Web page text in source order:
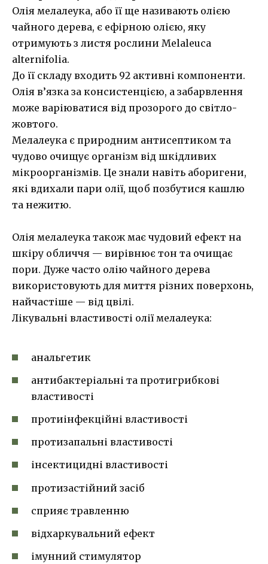
Олія мелалеука, або її ще називають олією
чайного дерева, є ефірною олією, яку
отримують з листя рослини Melaleuca
alternifolia.
До її складу входить 92 активні компоненти.
Олія в’язка за консистенцією, а забарвлення
може варіюватися від прозорого до світло-
жовтого.
Мелалеука є природним антисептиком та
чудово очищує організм від шкідливих
мікроорганізмів. Це знали навіть аборигени,
які вдихали пари олії, щоб позбутися кашлю
та нежитю.
Олія мелалеука також має чудовий ефект на
шкіру обличчя — вирівнює тон та очищає
пори. Дуже часто олію чайного дерева
використовують для миття різних поверхонь,
найчастіше — від цвілі.
Лікувальні властивості олії мелалеука:
анальгетик
антибактеріальні та протигрибкові
властивості
протиінфекційні властивості
протизапальні властивості
інсектицидні властивості
протизастійний засіб
сприяє травленню
відхаркувальний ефект
імунний стимулятор